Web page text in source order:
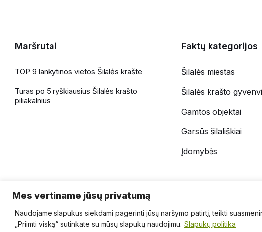
Mes vertiname jūsų privatumą
Naudojame slapukus siekdami pagerinti jūsų naršymo patirtį, teikti
„Priimti viską“ sutinkate su mūsų slapukų naudojimu. Slapukų politika
Maršrutai
TOP 9 lankytinos vietos Šilalės krašte
Turas po 5 ryškiausius Šilalės krašto
piliakalnius
Faktų kategorijos
Šilalės miestas
Šilalės krašto
Gamtos objektai
Garsūs šilališkiai
Įdomybės
© 2026 Visos teisės saugomos.